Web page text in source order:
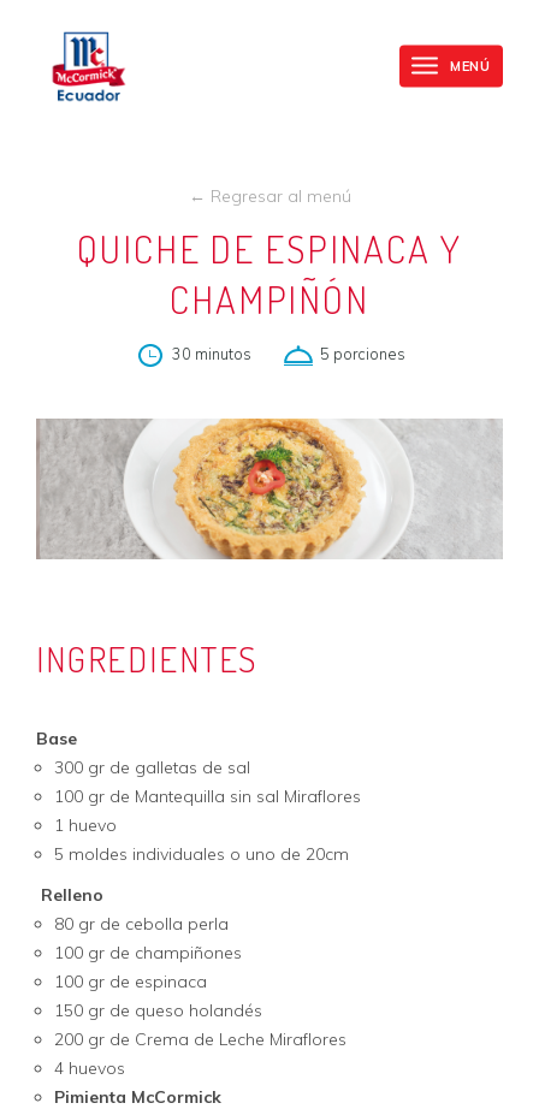
main
content
Toggle
MENÚ
← Regresar al menú
QUICHE DE ESPINACA Y
CHAMPIÑÓN
30 minutos 5 porciones
INGREDIENTES
Base
300 gr de galletas de sal
100 gr de Mantequilla sin sal Miraflores
1 huevo
5 moldes individuales o uno de 20cm
Relleno
80 gr de cebolla perla
100 gr de champiñones
100 gr de espinaca
150 gr de queso holandés
200 gr de Crema de Leche Miraflores
4 huevos
Pimienta McCormick